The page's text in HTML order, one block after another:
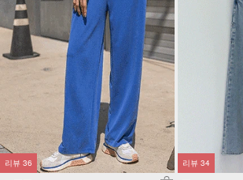
시즌오프 1+1 기획세트
리뷰 36 리뷰 34